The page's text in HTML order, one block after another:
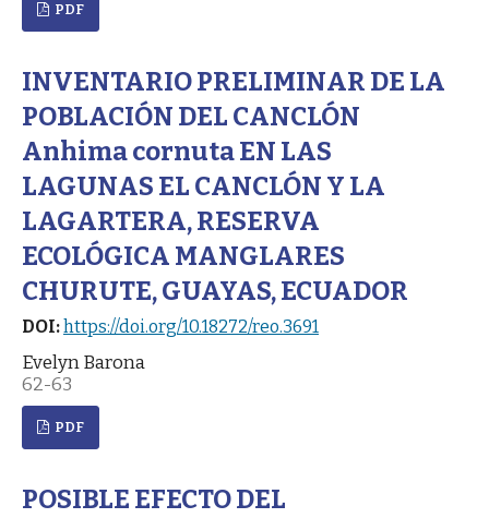
PDF
INVENTARIO PRELIMINAR DE LA
POBLACIÓN DEL CANCLÓN
Anhima cornuta EN LAS
LAGUNAS EL CANCLÓN Y LA
LAGARTERA, RESERVA
ECOLÓGICA MANGLARES
CHURUTE, GUAYAS, ECUADOR
DOI:https://doi.org/10.18272/reo.3691
Evelyn Barona
62-63
PDF
POSIBLE EFECTO DEL